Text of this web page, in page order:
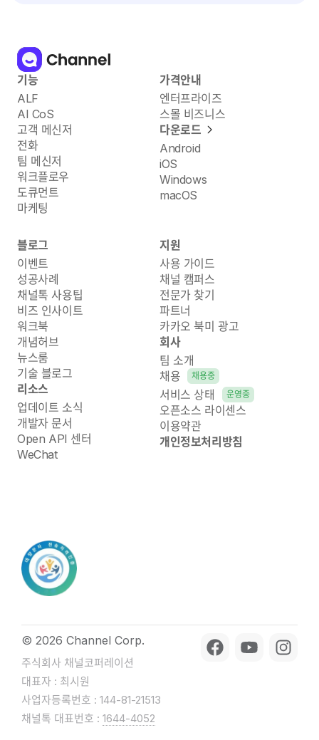
기능
ALF
AI CoS
고객 메신저
전화
팀 메신저
워크플로우
도큐먼트
마케팅
가격안내
엔터프라이즈
스몰 비즈니스
다운로드
Android
iOS
Windows
macOS
블로그
이벤트
성공사례
채널톡 사용팁
비즈 인사이트
워크북
개념허브
뉴스룸
기술 블로그
리소스
업데이트 소식
개발자 문서
Open API 센터
WeChat
지원
사용 가이드
채널 캠퍼스
전문가 찾기
파트너
카카오 북미 광고
회사
팀 소개
채용
채용중
서비스 상태 운영중
오픈소스 라이센스
이용약관
개인정보처리방침
© 2026 Channel Corp.
주식회사 채널코퍼레이션
대표자 : 최시원
사업자등록번호 : 144-81-21513
채널톡 대표번호 : 1644-4052